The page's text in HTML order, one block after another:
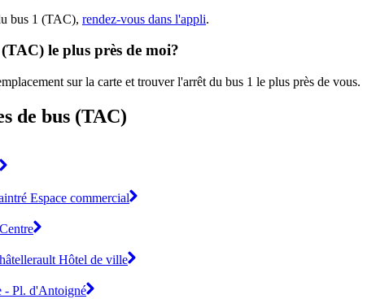
bus 1 (TAC), rendez-vous dans l'appli.
le plus près de moi?
sur la carte et trouver l'arrêt du bus 1 le plus près de vous.
de bus (TAC)
Espace commercial
Hôtel de ville
- Pl. d'Antoigné